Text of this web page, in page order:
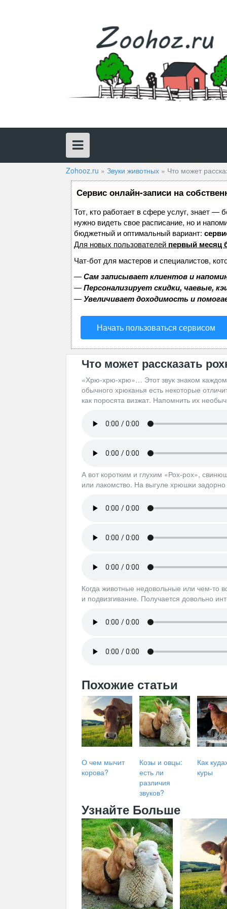
Zohooz.ru » Звуки животных » Что может
Сервис онлайн-записи на
Тот, кто работает в сфере услуг, знает —
нужно видеть свое расписание, но и
бюджетный и оптимальный вариант:
Для новых пользователей первый месяц
Чат-бот для мастеров и специалистов,
—Сам записывает клиентов и
—Персонализирует скидки, чаевые,
—Увеличивает доходимость и
Начать пользоваться сервисом
Что может рассказать
«Хрю-хрю-хрю»… Этот звук знаком
обычного хрюканья есть некоторые
как поросята визжат. Напомнить их
А вот коротким и глухим «Рох-рох»,
или лакомство. На выгуле хрюшки
Когда животные недовольные или чем-то
и подвизгивание. Получается довольно
Похожие статьи
О чем мычит
корова?
Козы и овцы:
есть ли
различия
звуков?
Как
куры
Узнайте Больше